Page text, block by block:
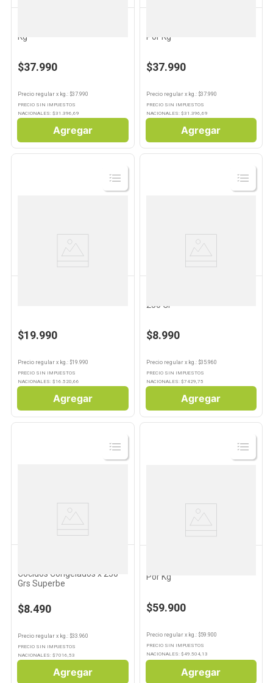
Kg
$37.990
Precio regular x kg. : $37.990
PRECIO SIN IMPUESTOS
NACIONALES: $31.396,69
Agregar
Por Kg
$37.990
Precio regularx kg. : $37.990
PRECIO SIN IMPUESTOS
NACIONALES: $31.396,69
Agregar
Ver
Producto
$19.990
Precio regular x kg.: $19.990
PRECIO SIN IMPUESTOS
NACIONALES: $ 16.520,66
Agregar
Ver
Producto
250 Gr
$8.990
Precio regularx kg.: $35.960
PRECIO SIN IMPUESTOS
NACIONALES: $7429,75
Agregar
Ver
Producto
Cocidos Congelados x 250
Grs Superbe
$8.490
Precio regular x kg.: $33.960
PRECIO SIN IMPUESTOS
NACIONALES: $7016,53
Agregar
Ver
Producto
Por Kg
$59.900
Precio regularx kg.: $59.900
PRECIO SIN IMPUESTOS
NACIONALES: $49.504,13
Agregar